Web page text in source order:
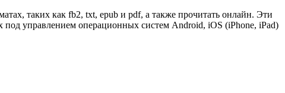
таких как fb2, txt, epub и pdf, а также прочитать онлайн. Эти
управлением операционных систем Android, iOS (iPhone, iPad)